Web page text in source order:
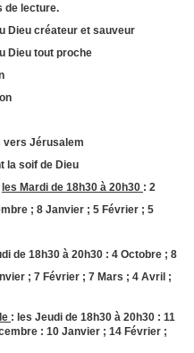
de lecture.
Dieu créateur et sauveur
Dieu tout proche
vers Jérusalem
la soif de Dieu
les Mardi de 18h30 à 20h30 : 2
; 8 Janvier ; 5 Février ; 5
de 18h30 à 20h30 : 4 Octobre ; 8
; 7 Février ; 7 Mars ; 4 Avril ;
: les Jeudi de 18h30 à 20h30 : 11
: 10 Janvier ; 14 Février ;